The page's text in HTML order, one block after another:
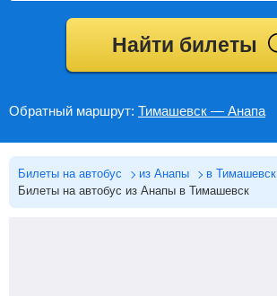
Найти билеты
Обратный маршрут: Тимашевск — Анапа
Билеты на автобус из Анапы
в Тимашевск
Билеты на автобус из Анапы в Тимашевск